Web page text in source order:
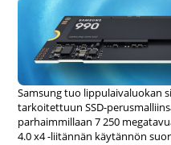
Samsung tuo lippulaivaluokan
tarkoitettuun SSD-
parhaimmillaan 7 250
4.0 x4 -liitännän käytännön